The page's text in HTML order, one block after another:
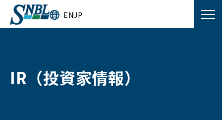
ENJP
IR（投資家情報）